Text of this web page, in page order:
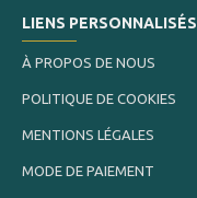
LIENS PERSONNALISÉS
À PROPOS DE NOUS
POLITIQUE DE COOKIES
MENTIONS LÉGALES
MODE DE PAIEMENT